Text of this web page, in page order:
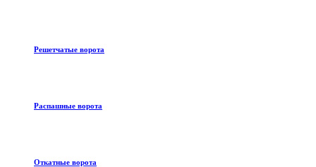
Решетчатые ворота
Распашные ворота
Откатные ворота